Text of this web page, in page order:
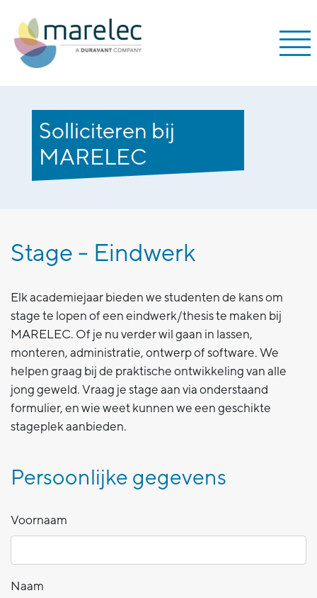
Solliciteren bij
MARELEC
Stage - Eindwerk
Elk academiejaar bieden we studenten de kans om
stage te lopen of een eindwerk/thesis te maken bij
MARELEC. Of je nu verder wil gaan in lassen,
monteren, administratie, ontwerp of software. We
helpen graag bij de praktische ontwikkeling van alle
jong geweld. Vraag je stage aan via onderstaand
formulier, en wie weet kunnen we een geschikte
stageplek aanbieden.
Persoonlijke gegevens
Voornaam
Naam